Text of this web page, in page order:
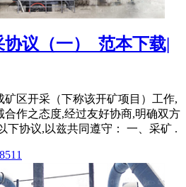
议（一）_范本下载|
矿区开采（下称该开矿项目）工作,
合作之态度,经过友好协商,明确双方
下协议,以兹共同遵守： 一、采矿 .